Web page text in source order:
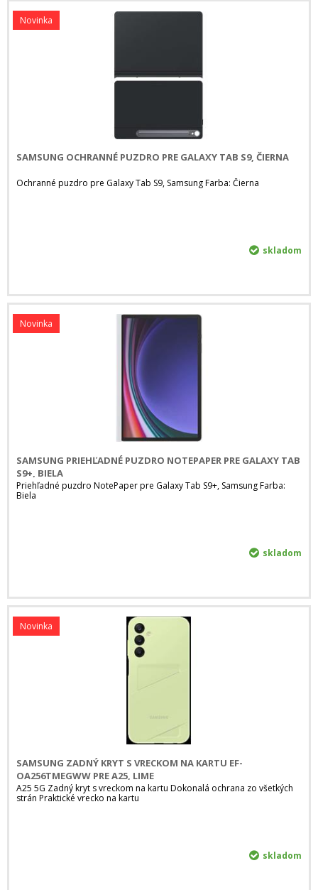
SAMSUNG OCHRANNÉ PUZDRO PRE GALAXY TAB S9, ČIERNA
Ochranné puzdro pre Galaxy Tab S9, Samsung Farba: Čierna
Novinka
skladom
SAMSUNG PRIEHĽADNÉ PUZDRO NOTEPAPER PRE GALAXY TAB
S9+, BIELA
Priehľadné puzdro NotePaper pre Galaxy Tab S9+, Samsung Farba:
Biela
Novinka
skladom
SAMSUNG ZADNÝ KRYT S VRECKOM NA KARTU EF-
OA256TMEGWW PRE A25, LIME
A25 5G Zadný kryt s vreckom na kartu Dokonalá ochrana zo všetkých
strán Praktické vrecko na kartu
Novinka
skladom